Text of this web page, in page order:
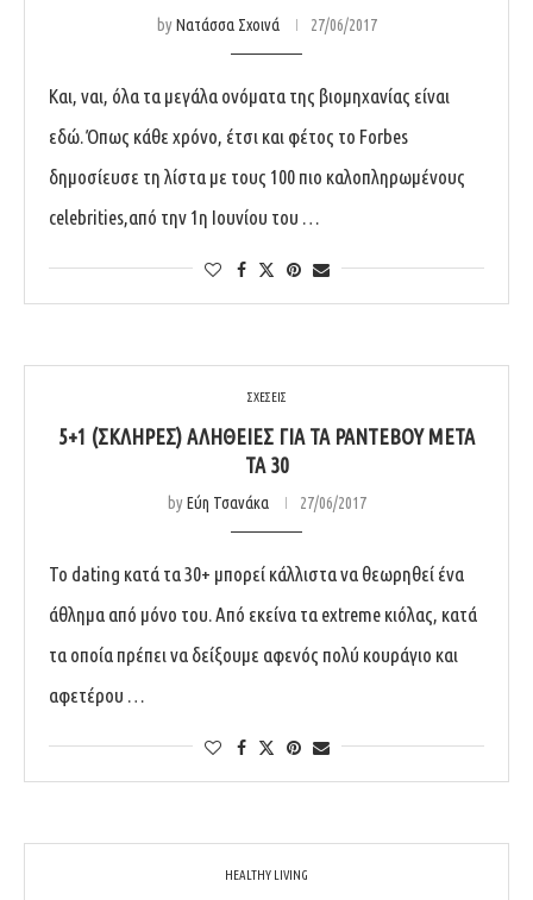
byΝατάσσα Σχοινά 27/06/2017
Και, ναι, όλα τα μεγάλα ονόματα της βιομηχανίας είναι
εδώ. Όπως κάθε χρόνο, έτσι και φέτος το Forbes
δημοσίευσε τη λίστα με τους 100 πιο καλοπληρωμένους
celebrities,από την 1η Ιουνίου του …
ΣΧΕΣΕΙΣ
5+1 (ΣΚΛΗΡΈΣ) ΑΛΉΘΕΙΕΣ ΓΙΑ ΤΑ ΡΑΝΤΕΒΟΎ ΜΕΤΆ
ΤΑ 30
byΕύη Τσανάκα 27/06/2017
Το dating κατά τα 30+ μπορεί κάλλιστα να θεωρηθεί ένα
άθλημα από μόνο του. Από εκείνα τα extreme κιόλας, κατά
τα οποία πρέπει να δείξουμε αφενός πολύ κουράγιο και
αφετέρου …
HEALTHY LIVING